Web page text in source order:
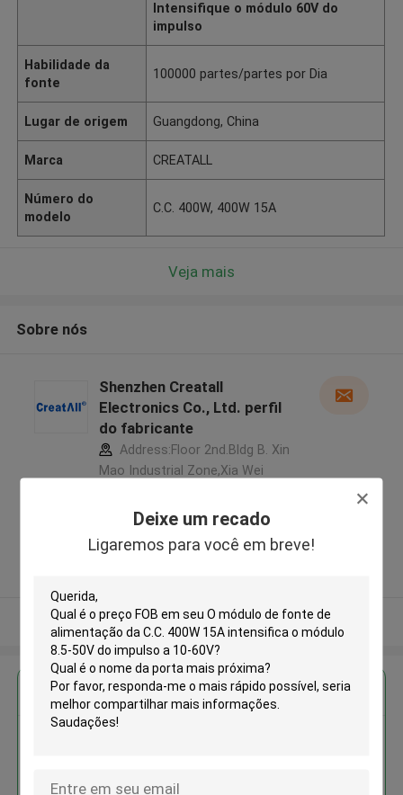
Deixe um recado
Ligaremos para você em breve!
Intensifique o módulo 60V do
impulso
Habilidade da
fonte
100000 partes/partes por Dia
Lugar de origem Guangdong, China
Marca CREATALL
Número do
modelo
C.C. 400W, 400W 15A
Veja mais
Sobre nós
Shenzhen Creatall
Electronics Co., Ltd. perfil
do fabricante
Address:Floor 2nd.Bldg B. Xin
Mao Industrial Zone,Xia Wei
Shen Zhen City,Guang Dong
5.0
Veja mais
Obter o melhor preço para
intensifica o módulo 8.5-50V do